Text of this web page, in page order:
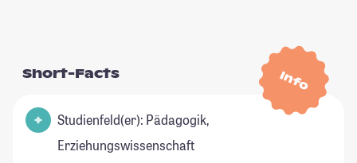
Info
Short-Facts
Studienfeld(er): Pädagogik,
Erziehungswissenschaft